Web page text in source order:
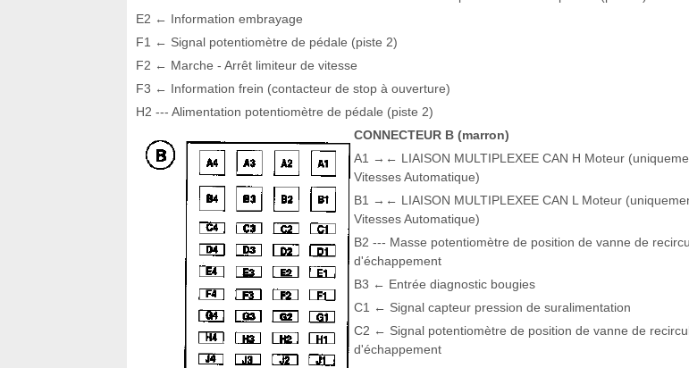
E2 ← Information embrayage
F1 ← Signal potentiomètre de pédale (piste 2)
F2 ← Marche - Arrêt limiteur de vitesse
F3 ← Information frein (contacteur de stop à ouverture)
H2 --- Alimentation potentiomètre de pédale (piste 2)
CONNECTEUR B (marron)
A1 →← LIAISON MULTIPLEXEE CAN H Moteur
Vitesses Automatique)
B1 →← LIAISON MULTIPLEXEE CAN L Moteur
Vitesses Automatique)
B2 --- Masse potentiomètre de position de vanne de
d'échappement
B3 ← Entrée diagnostic bougies
C1 ← Signal capteur pression de suralimentation
C2 ← Signal potentiomètre de position de vanne de
d'échappement